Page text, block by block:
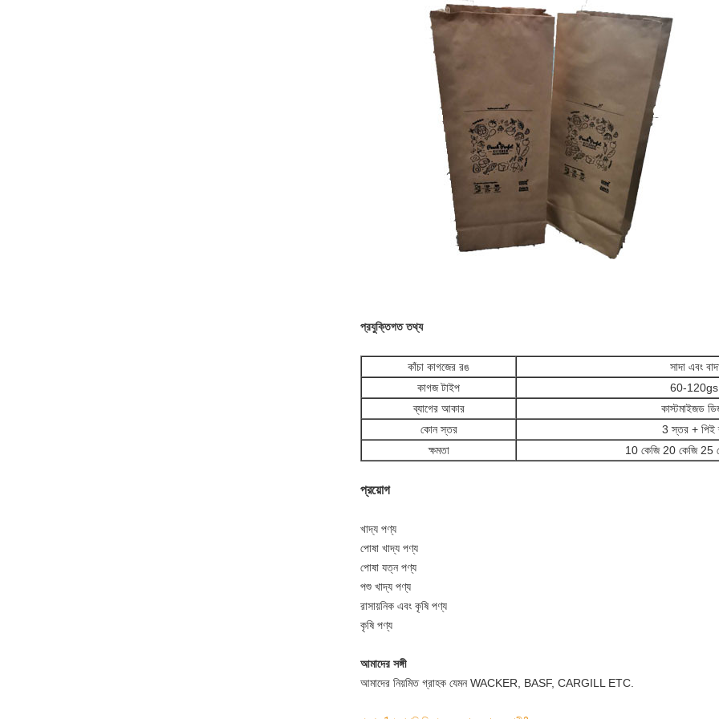
প্রযুক্তিগত তথ্য
কাঁচা কাগজের রঙ
সাদা এবং
কাগজ টাইপ
60-
ব্যাগের আকার
কাস্টমাইজড
কোন স্তর
3 স্তর + পিই
ক্ষমতা
10 কেজি 20 কেজি 25
প্রয়োগ
খাদ্য পণ্য
পোষা খাদ্য পণ্য
পোষা যত্ন পণ্য
পশু খাদ্য পণ্য
রাসায়নিক এবং কৃষি পণ্য
কৃষি পণ্য
আমাদের সঙ্গী
আমাদের নিয়মিত গ্রাহক যেমন WACKER, BASF, CARGILL ETC.